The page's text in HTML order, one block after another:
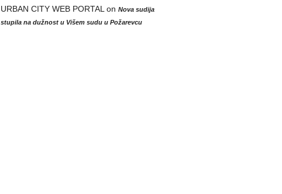
URBAN CITY WEB PORTAL on Nova sudija
stupila na dužnost u Višem sudu u Požarevcu